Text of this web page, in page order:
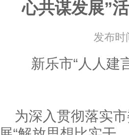
心共谋发展”
发布时
新乐市“人人建
为深入贯彻落实